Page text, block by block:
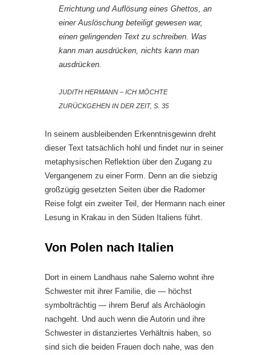
Errichtung und Auflösung eines Ghettos, an
einer Auslöschung beteiligt gewesen war,
einen gelingenden Text zu schreiben. Was
kann man ausdrücken, nichts kann man
ausdrücken.
JUDITH HERMANN – ICH MÖCHTE
ZURÜCKGEHEN IN DER ZEIT, S. 35
In seinem ausbleibenden Erkenntnisgewinn dreht
dieser Text tatsächlich hohl und findet nur in seiner
metaphysischen Reflektion über den Zugang zu
Vergangenem zu einer Form. Denn an die siebzig
großzügig gesetzten Seiten über die Radomer
Reise folgt ein zweiter Teil, der Hermann nach einer
Lesung in Krakau in den Süden Italiens führt.
Von Polen nach Italien
Dort in einem Landhaus nahe Salerno wohnt ihre
Schwester mit ihrer Familie, die — höchst
symbolträchtig — ihrem Beruf als Archäologin
nachgeht. Und auch wenn die Autorin und ihre
Schwester in distanziertes Verhältnis haben, so
sind sich die beiden Frauen doch nahe, was den